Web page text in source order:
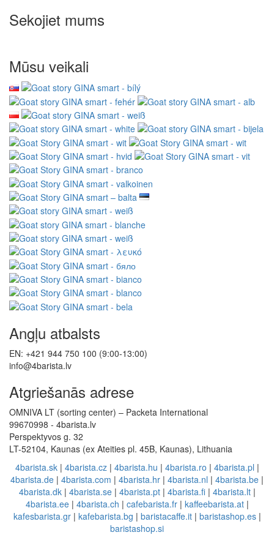
Sekojiet mums
Mūsu veikali
Angļu atbalsts
EN: +421 944 750 100 (9:00-13:00)
info@4barista.lv
Atgriešanās adrese
OMNIVA LT (sorting center) – Packeta International
99670998 - 4barista.lv
Perspektyvos g. 32
LT-52104, Kaunas (ex Ateities pl. 45B, Kaunas), Lithuania
4barista.sk| 4barista.cz| 4barista.hu | 4barista.ro | 4barista.pl |
4barista.de | 4barista.com | 4barista.hr | 4barista.nl | 4barista.be |
4barista.dk| 4barista.se| 4barista.pt| 4barista.fi| 4barista.lt|
4barista.ee| 4barista.ch | cafebarista.fr| kaffeebarista.at|
kafesbarista.gr| kafebarista.bg | baristacaffe.it| baristashop.es|
baristashop.si